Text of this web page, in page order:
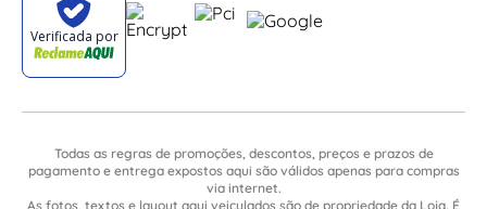
Todas as regras de promoções, descontos, preços e prazos de
pagamento e entrega expostos aqui são válidos apenas para compras
via internet.
As fotos, textos e layout aqui veiculados são de propriedade da Loja. É